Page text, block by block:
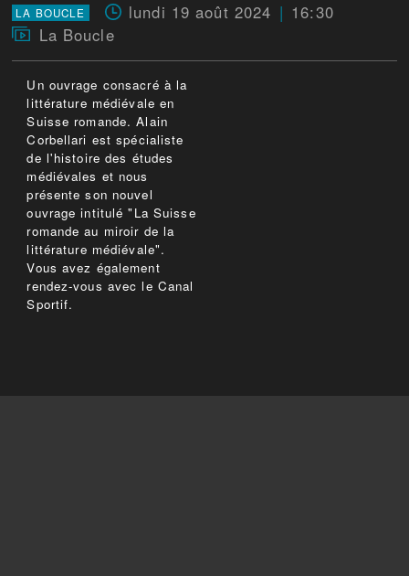
LA BOUCLE lundi 19 août 2024
16:30
La Boucle
Un ouvrage consacré à la
littérature médiévale en
Suisse romande. Alain
Corbellari est spécialiste
de l'histoire des études
médiévales et nous
présente son nouvel
ouvrage intitulé "La Suisse
romande au miroir de la
littérature médiévale".
Vous avez également
rendez-vous avec le Canal
Sportif.